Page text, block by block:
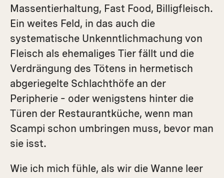
Massentierhaltung, Fast Food, Billigfleisch.
Ein weites Feld, in das auch die
systematische Unkenntlichmachung von
Fleisch als ehemaliges Tier fällt und die
Verdrängung des Tötens in hermetisch
abgeriegelte Schlachthöfe an der
Peripherie – oder wenigstens hinter die
Türen der Restaurantküche, wenn man
Scampi schon umbringen muss, bevor man
sie isst.
Wie ich mich fühle, als wir die Wanne leer